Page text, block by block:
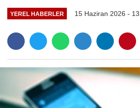
YEREL HABERLER 15 Haziran 2026 -